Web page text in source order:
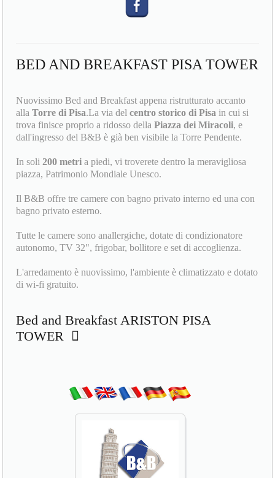
BED AND BREAKFAST PISA TOWER
Nuovissimo Bed and Breakfast appena ristrutturato accanto
allaTorre di Pisa.La via delcentro storico di Pisa in cui si
trova finisce proprio a ridosso dellaPiazza dei Miracoli, e
dall'ingresso del B&B è già ben visibile la Torre Pendente.
In soli 200 metri a piedi, vi troverete dentro la meravigliosa
piazza, Patrimonio Mondiale Unesco.
Il B&B offre tre camere con bagno privato interno ed una con
bagno privato esterno.
Tutte le camere sono anallergiche, dotate di condizionatore
autonomo, TV 32", frigobar, bollitore e set di accoglienza.
L'arredamento è nuovissimo, l'ambiente è climatizzato e dotato
di wi-fi gratuito.
Bed and Breakfast ARISTON PISA
TOWER